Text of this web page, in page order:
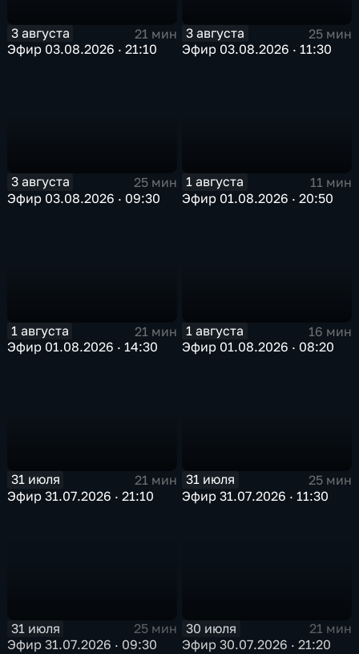
3 августа
21 мин
Эфир 03.08.2026 · 21:10
3 августа
25 мин
Эфир 03.08.2026 · 11:30
3 августа
25 мин
Эфир 03.08.2026 · 09:30
1 августа
11 мин
Эфир 01.08.2026 · 20:50
1 августа
21 мин
Эфир 01.08.2026 · 14:30
1 августа
16 мин
Эфир 01.08.2026 · 08:20
31 июля
21 мин
Эфир 31.07.2026 · 21:10
31 июля
25 мин
Эфир 31.07.2026 · 11:30
31 июля
25 мин
Эфир 31.07.2026 · 09:30
30 июля
21 мин
Эфир 30.07.2026 · 21:20